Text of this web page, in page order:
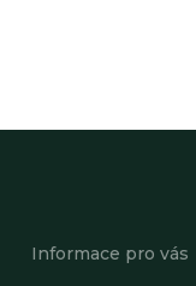
Informace pro vás